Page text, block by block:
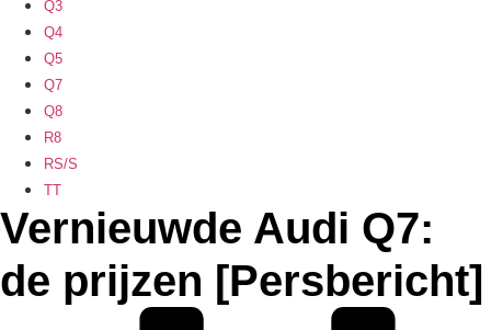
Q3
Q4
Q5
Q7
Q8
R8
RS/S
TT
Vernieuwde Audi Q7:
de prijzen [Persbericht]